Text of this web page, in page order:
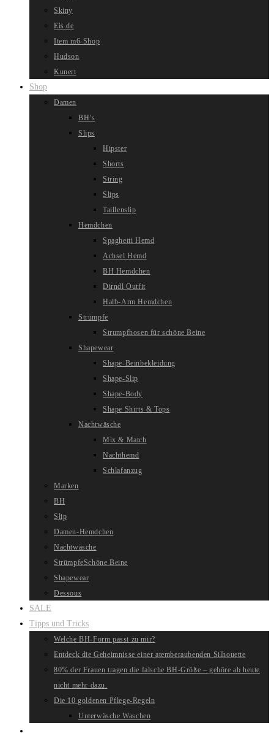
Skiny
Eis.de
Item m6-Shop
Hudson
Kunert
Shop
Damen
BH’s
Slips
Hipster
Shorts
String
Slips
Taillenslip
Hemdchen
Spaghetti Hemd
Achsel Hemd
BH Hemdchen
Dirndl Outfit
Halb-Arm Hemdchen
Strümpfe
Strumpfhosen für schöne Beine
Shapewear
Shape-Beinbekleidung
Shape-Slip
Shape-Body
Shape Shirts & Tops
Nachtwäsche
Mix & Match
Nachthemd
Schlafanzug
Marken
BH
Slip
Damen-Hemdchen
Nachtwäsche
StrümpfeSchöne Beine
Shapewear
Dessous
SALE
Tipps und Tricks
Welche BH-Form passt zu mir?
Entdeck die Geheimnisse einer atemberaubenden Silhouette
80% der Frauen tragen die falsche BH-Größe – gehöre ab heute
nicht mehr dazu.
Die 10 goldenen Pflege-Regeln
Unterwäsche Waschen